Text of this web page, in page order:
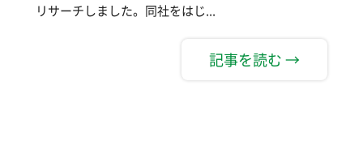
リサーチしました。同社をはじ...
記事を読む →